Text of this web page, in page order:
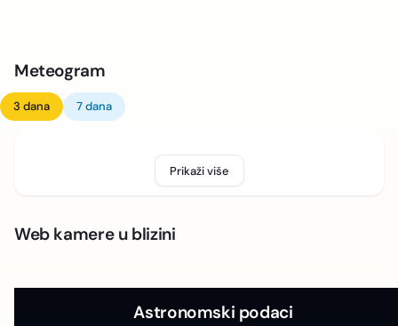
Meteogram
3 dana 7 dana
Prikaži više
Web kamere u blizini
Astronomski podaci